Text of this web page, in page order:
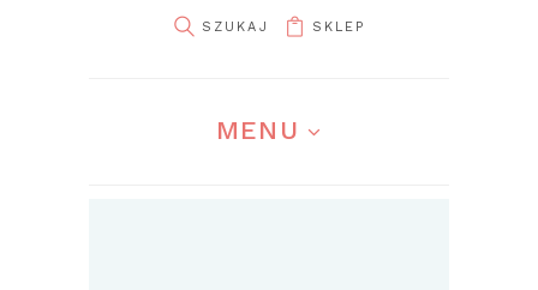
SKLEP
MENU